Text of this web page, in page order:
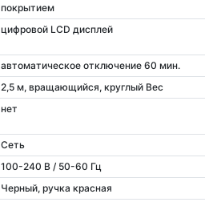
покрытием
цифровой LCD дисплей
автоматическое отключение 60 мин.
2,5 м, вращающийся, круглый Вес
нет
Сеть
100-240 В / 50-60 Гц
Черный, ручка красная